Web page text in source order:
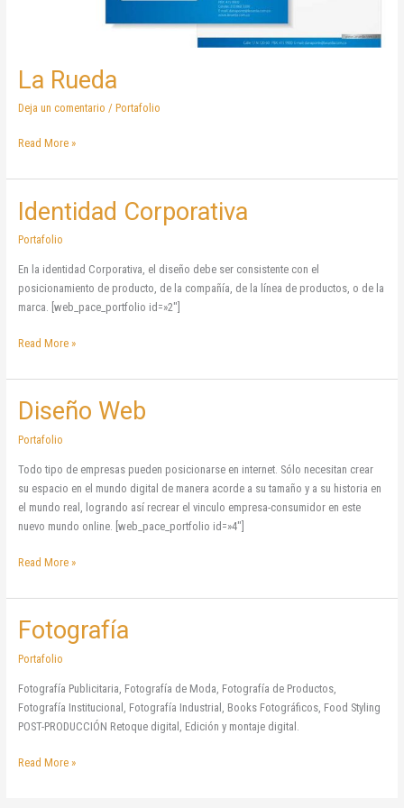
La Rueda
Deja un comentario / Portafolio
Read More »
Identidad Corporativa
Portafolio
En la identidad Corporativa, el diseño debe ser consistente con el
posicionamiento de producto, de la compañía, de la línea de productos, o de la
marca. [web_pace_portfolio id=»2″]
Identidad
Corporativa
Read More »
Diseño Web
Portafolio
Todo tipo de empresas pueden posicionarse en internet. Sólo necesitan crear
su espacio en el mundo digital de manera acorde a su tamaño y a su historia en
el mundo real, logrando así recrear el vinculo empresa-consumidor en este
nuevo mundo online. [web_pace_portfolio id=»4″]
Diseño
Read More »
Fotografía
Portafolio
Fotografía Publicitaria, Fotografía de Moda, Fotografía de Productos,
Fotografía Institucional, Fotografía Industrial, Books Fotográficos, Food Styling
POST-PRODUCCIÓN Retoque digital, Edición y montaje digital.
Fotografía
Read More »